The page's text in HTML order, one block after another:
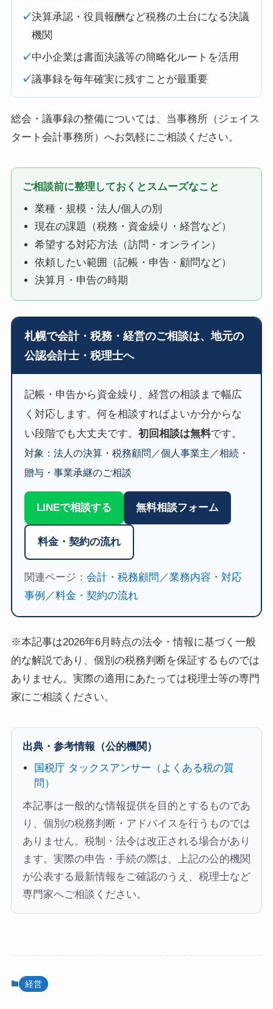
✓決算承認・役員報酬など税務の土台になる決議
機関
✓中小企業は書面決議等の簡略化ルートを活用
✓議事録を毎年確実に残すことが最重要
総会・議事録の整備については、当事務所（ジェイス
タート会計事務所）へお気軽にご相談ください。
ご相談前に整理しておくとスムーズなこと
業種・規模・法人/個人の別
現在の課題（税務・資金繰り・経営など）
希望する対応方法（訪問・オンライン）
依頼したい範囲（記帳・申告・顧問など）
決算月・申告の時期
札幌で会計・税務・経営のご相談は、地元の
公認会計士・税理士へ
記帳・申告から資金繰り、経営の相談まで幅広
く対応します。何を相談すればよいか分からな
い段階でも大丈夫です。 初回相談は無料です。
対象：法人の決算・税務顧問／個人事業主／相続・
贈与・事業承継のご相談
LINEで相談する 無料相談フォーム
料金・契約の流れ
関連ページ： 会計・税務顧問 ／業務内容・対応
事例 ／料金・契約の流れ
※本記事は2026年6月時点の法令・情報に基づく一般
的な解説であり、個別の税務判断を保証するものでは
ありません。実際の適用にあたっては税理士等の専門
家にご相談ください。
出典・参考情報（公的機関）
国税庁 タックスアンサー（よくある税の質
問）
本記事は一般的な情報提供を目的とするものであ
り、個別の税務判断・アドバイスを行うものでは
ありません。税制・法令は改正される場合があり
ます。実際の申告・手続の際は、上記の公的機関
が公表する最新情報をご確認のうえ、税理士など
専門家へご相談ください。
経営